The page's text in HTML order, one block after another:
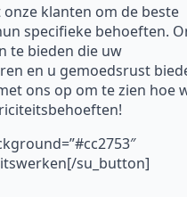
klanten om de beste
specifieke behoeften.
te bieden die uw
en u gemoedsrust
ons op om te zien hoe
su_button]